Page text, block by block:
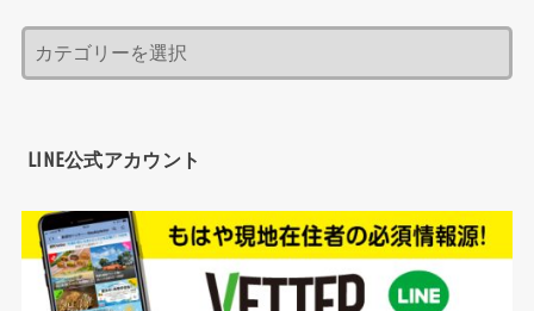
LINE公式アカウント